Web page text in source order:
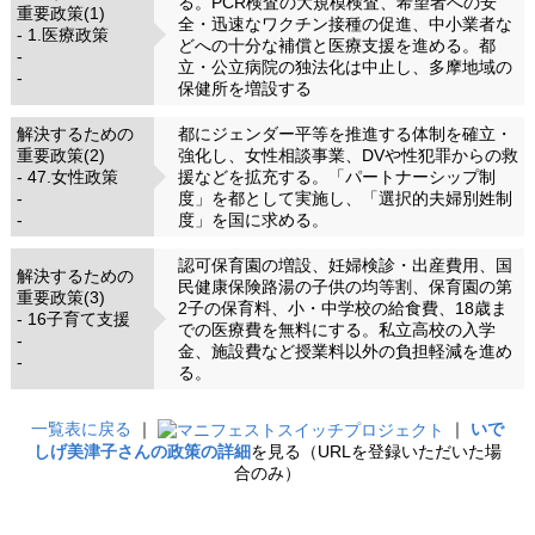
重要政策(1)
- 1.医療政策
-
-
全・迅速なワクチン接種の促進、中小業者な
どへの十分な補償と医療支援を進める。都
立・公立病院の独法化は中止し、多摩地域の
保健所を増設する
解決するための
重要政策(2)
- 47.女性政策
-
-
都にジェンダー平等を推進する体制を確立・
強化し、女性相談事業、DVや性犯罪からの救
援などを拡充する。「パートナーシップ制
度」を都として実施し、「選択的夫婦別姓制
度」を国に求める。
解決するための
重要政策(3)
- 16子育て支援
-
-
認可保育園の増設、妊婦検診・出産費用、国
民健康保険路湯の子供の均等割、保育園の第
2子の保育料、小・中学校の給食費、18歳ま
での医療費を無料にする。私立高校の入学
金、施設費など授業料以外の負担軽減を進め
る。
一覧表に戻る ｜ ｜ いで
しげ美津子さんの政策の詳細を見る（URLを登録いただいた場
合のみ）